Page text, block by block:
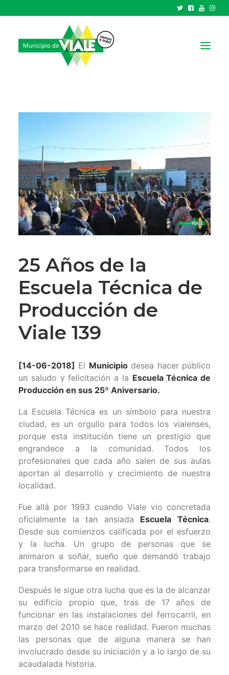
GOBIERNO
TRÁMITES Y SERVICIOS
CIUDAD
PARQUE INDUSTRIAL
RECAUDACIONES
25 Años de la
Escuela Técnica de
Producción de
Viale 139
[14-06-2018] El Municipiodesea hacer público
un saludo y felicitación a la Escuela Técnica de
Producción en sus 25º Aniversario.
La Escuela Técnica es un símbolo para nuestra
ciudad, es un orgullo para todos los vialenses,
porque esta institución tiene un prestigio que
engrandece a la comunidad. Todos los
profesionales que cada año salen de sus aulas
aportan al desarrollo y crecimiento de nuestra
localidad.
Fue allá por 1993 cuando Viale vio concretada
oficialmente la tan ansiada Escuela Técnica.
Desde sus comienzos calificada por el esfuerzo
y la lucha. Un grupo de personas que se
animaron a soñar, sueño que demandó trabajo
para transformarse en realidad.
Después le sigue otra lucha que es la de alcanzar
su edificio propio que, tras de 17 años de
funcionar en las instalaciones del ferrocarril, en
marzo del 2010 se hace realidad. Fueron muchas
las personas que de alguna manera se han
involucrado desde su iniciación y a lo largo de su
acaudalada historia.